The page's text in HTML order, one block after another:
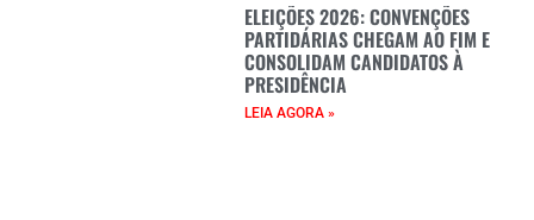
ELEIÇÕES 2026: CONVENÇÕES
PARTIDÁRIAS CHEGAM AO FIM E
CONSOLIDAM CANDIDATOS À
PRESIDÊNCIA
LEIA AGORA »